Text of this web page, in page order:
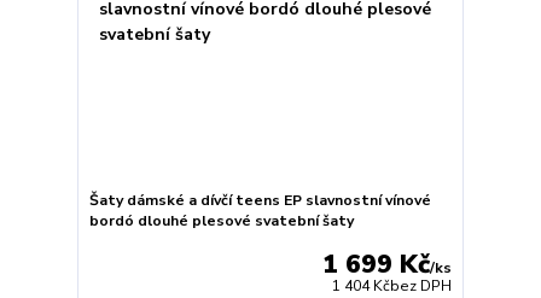
Šaty dámské a dívčí teens EP slavnostní vínové
bordó dlouhé plesové svatební šaty
1 699 Kč/ks
1 404 Kčbez DPH